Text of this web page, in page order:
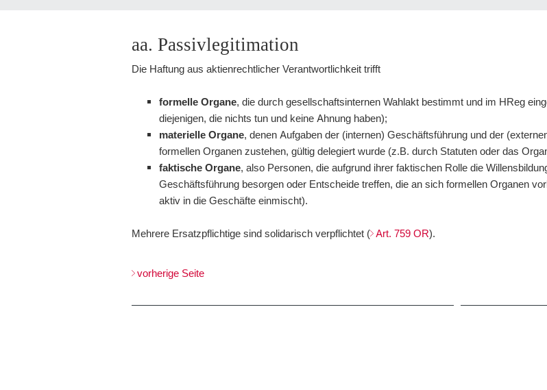
aa. Passivlegitimation
Die Haftung aus aktienrechtlicher Verantwortlichkeit trifft
formelle Organe, die durch gesellschaftsinternen Wahlakt bestimmt und im HReg
diejenigen, die nichts tun und keine Ahnung haben);
materielle Organe, denen Aufgaben der (internen) Geschäftsführung und der
formellen Organen zustehen, gültig delegiert wurde (z.B. durch Statuten oder das
faktische Organe, also Personen, die aufgrund ihrer faktischen Rolle die
Geschäftsführung besorgen oder Entscheide treffen, die an sich formellen Organen
aktiv in die Geschäfte einmischt).
Mehrere Ersatzpflichtige sind solidarisch verpflichtet ( Art. 759 OR).
vorherige Seite